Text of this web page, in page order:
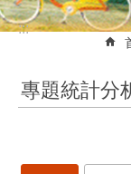
:::
專題統計分